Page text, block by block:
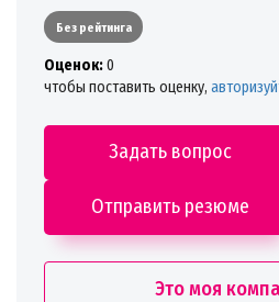
Без рейтинга
Oценок:0
чтобы поставить оценку,
Задать вопрос
Отправить резюме
Это моя